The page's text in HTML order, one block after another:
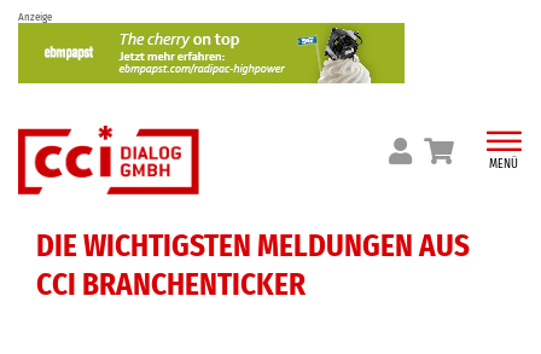
Skip
content
Anzeige
MENÜ
DIE WICHTIGSTEN MELDUNGEN AUS
CCI BRANCHENTICKER